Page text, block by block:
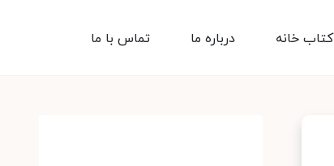
تماس با ما درباره ما کتاب خانه